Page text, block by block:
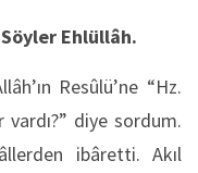
Ehlüllâh.
Resûlü’ne “Hz.
diye sordum.
ibâretti. Akıl